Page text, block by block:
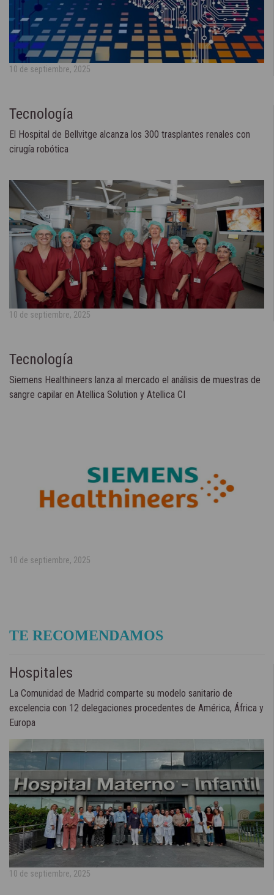
10 de septiembre, 2025
Tecnología
El Hospital de Bellvitge alcanza los 300 trasplantes renales con
cirugía robótica
10 de septiembre, 2025
Tecnología
Siemens Healthineers lanza al mercado el análisis de muestras de
sangre capilar en Atellica Solution y Atellica CI
10 de septiembre, 2025
TE RECOMENDAMOS
Hospitales
La Comunidad de Madrid comparte su modelo sanitario de
excelencia con 12 delegaciones procedentes de América, África y
Europa
10 de septiembre, 2025